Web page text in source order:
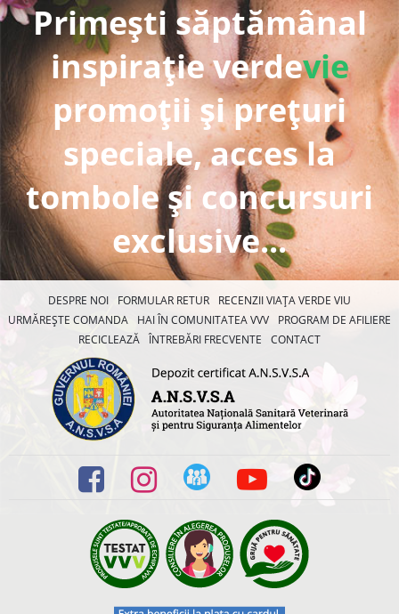
Primești săptămânal
inspirație verdevie
promoții și prețuri
speciale, acces la
tombole și concursuri
exclusive...
DESPRE NOI FORMULAR RETUR
RECENZII VIAȚA VERDE VIU
URMĂREȘTE COMANDA
HAI ÎN COMUNITATEA VVV
PROGRAM DE AFILIERE
RECICLEAZĂ ÎNTREBĂRI FRECVENTE CONTACT